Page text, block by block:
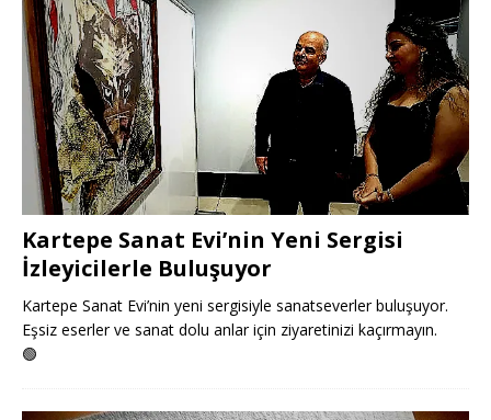
Kartepe Sanat Evi’nin Yeni Sergisi
İzleyicilerle Buluşuyor
Kartepe Sanat Evi’nin yeni sergisiyle sanatseverler buluşuyor.
Eşsiz eserler ve sanat dolu anlar için ziyaretinizi kaçırmayın.
🟢